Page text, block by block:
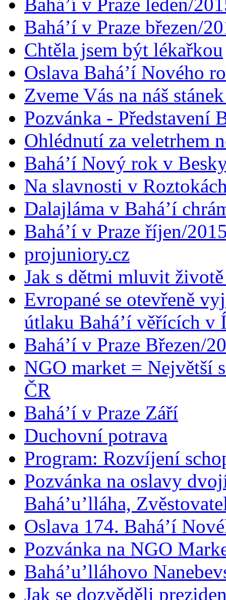
Bahá’í v Praze březen/
Chtěla jsem být lékařkou
Oslava Bahá’í Nového
Zveme Vás na náš
Pozvánka - Představení
Ohlédnutí za veletrhem
Bahá’í Nový rok v
Na slavnosti v
Dalajláma v Bahá’í
Bahá’í v Praze říjen/
projuniory.cz
Jak s dětmi mluvit
Evropané se otevřeně
útlaku Bahá’í věřících v
Bahá’í v Praze Březen/
NGO market = Největší
ČR
Bahá’í v Praze Září
Duchovní potrava
Program: Rozvíjení
Pozvánka na oslavy
Bahá’u’lláha,
Oslava 174. Bahá’í
Pozvánka na NGO
Bahá’u’lláhovo
Jak se dozvěděli